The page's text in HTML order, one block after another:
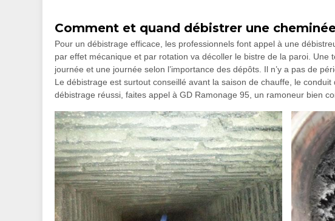
Comment et quand débistrer une
Pour un débistrage efficace, les professionnels font appel à une
par effet mécanique et par rotation va décoller le bistre de la paroi. Une
journée et une journée selon l’importance des dépôts. Il n’y a pas de
Le débistrage est surtout conseillé avant la saison de chauffe, le
débistrage réussi, faites appel à GD Ramonage 95, un ramoneur bien